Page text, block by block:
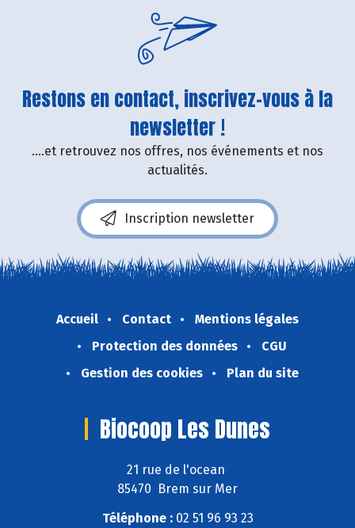
Restons en contact, inscrivez-vous à la
newsletter !
....et retrouvez nos offres, nos événements et nos
actualités.
Inscription newsletter
Accueil Contact
Mentions légales
Protection des données
CGU
Gestion des cookies
Plan du site
Biocoop Les Dunes
21 rue de l'ocean
85470 Brem sur Mer
Téléphone :02 51 96 93 23